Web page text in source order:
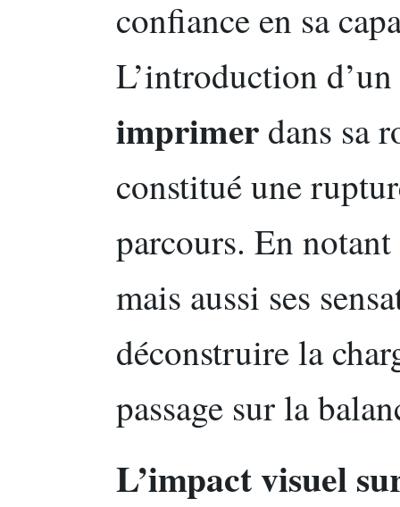
confiance en sa
L’introduction d’un
imprimer dans sa
constitué une
parcours. En
mais aussi ses
déconstruire la
passage sur la
L’impact visuel